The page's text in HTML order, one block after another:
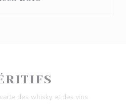
des whisky et des vins